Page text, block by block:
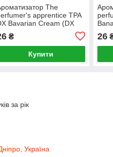
The
apprentice TPA
Bavarian Cream (DX
₴
Купити
26
за рік
Україна